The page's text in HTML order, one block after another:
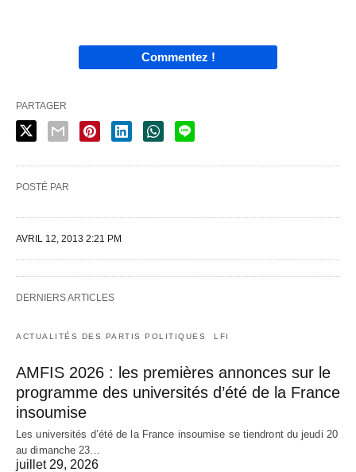
Commentez !
PARTAGER
POSTÉ PAR
AVRIL 12, 2013 2:21 PM
DERNIERS ARTICLES
ACTUALITÉS DES PARTIS POLITIQUES LFI
AMFIS 2026 : les premières annonces sur le
programme des universités d’été de la France
insoumise
Les universités d’été de la France insoumise se tiendront du jeudi 20
au dimanche 23…
juillet 29, 2026